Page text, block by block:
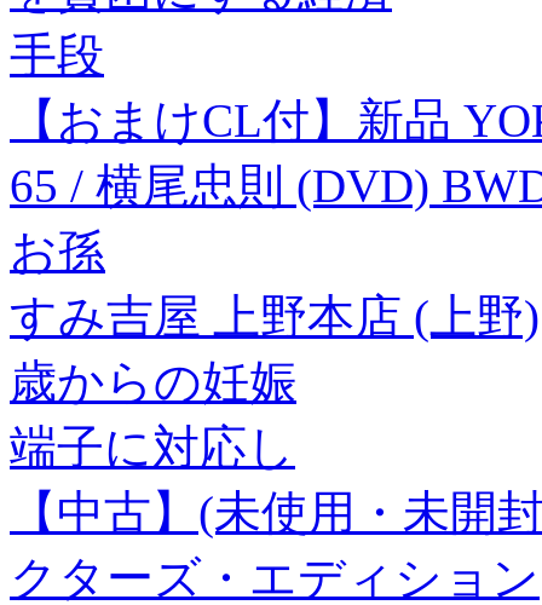
手段
【おまけCL付】新品
65 / 横尾忠則 (DVD)
お孫
すみ吉屋 上野本店 (上野)
歳からの妊娠
端子に対応し
【中古】(未使用・未開
クターズ・エディション